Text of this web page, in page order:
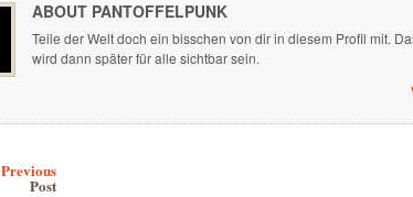
ABOUT PANTOFFELPUNK
Teile der Welt doch ein bisschen von dir in diesem Profil mit.
wird dann später für alle sichtbar sein.
Previous
Post